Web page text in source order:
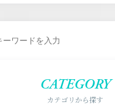
CATEGORY
カテゴリから探す